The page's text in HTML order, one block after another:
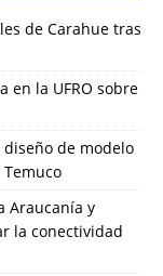
de Carahue tras
en la UFRO sobre
de modelo
Araucanía y
la conectividad